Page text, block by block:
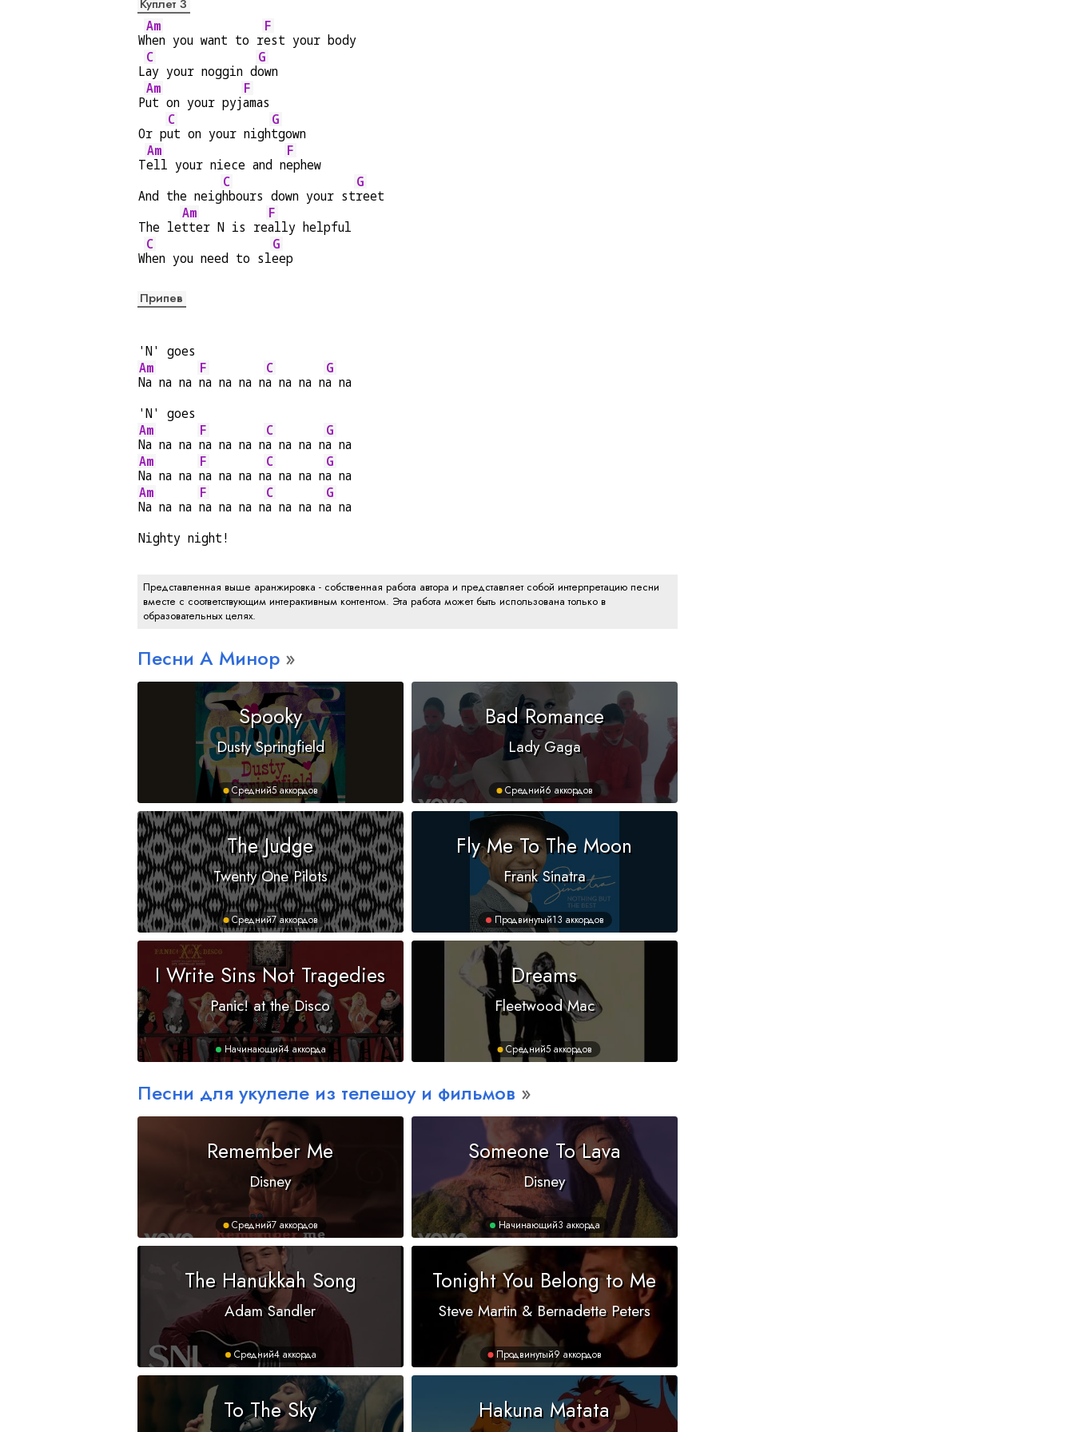
Куплет 3
W
Am
hen you want to r
F
est your body
L
C
ay your noggin d
G
own
P
Am
ut on your pyj
F
amas
Or p
C
ut on your nigh
G
tgown
T
Am
ell your niece and n
F
ephew
And the neig
C
hbours down your st
G
reet
The le
Am
tter N is re
F
ally helpful
W
C
hen you need to sl
G
eep
Припев
'N' goes
Am
Na na na
F
na na na n
C
a na na n
G
a na
'N' goes
Am
Na na na
F
na na na n
C
a na na n
G
a na
Am
Na na na
F
na na na n
C
a na na n
G
a na
Am
Na na na
F
na na na n
C
a na na n
G
a na
Nighty night!
Представленная выше аранжировка - собственная работа автора и представляет собой интерпретацию песни
вместе с соответствующим интерактивным контентом. Эта работа может быть использована только в
образовательных целях.
Песни A Минор
Spooky
Dusty Springfield
Средний5 аккордов
Bad Romance
Lady Gaga
Средний6 аккордов
The Judge
Twenty One Pilots
Средний7 аккордов
Fly Me To The Moon
Frank Sinatra
Продвинутый13 аккордов
I Write Sins Not Tragedies
Panic! at the Disco
Начинающий4 аккорда
Dreams
Fleetwood Mac
Средний5 аккордов
Песни для укулеле из телешоу и фильмов
Remember Me
Disney
Средний7 аккордов
Someone To Lava
Disney
Начинающий3 аккорда
The Hanukkah Song
Adam Sandler
Средний4 аккорда
Tonight You Belong to Me
Steve Martin & Bernadette Peters
Продвинутый9 аккордов
To The Sky Hakuna Matata